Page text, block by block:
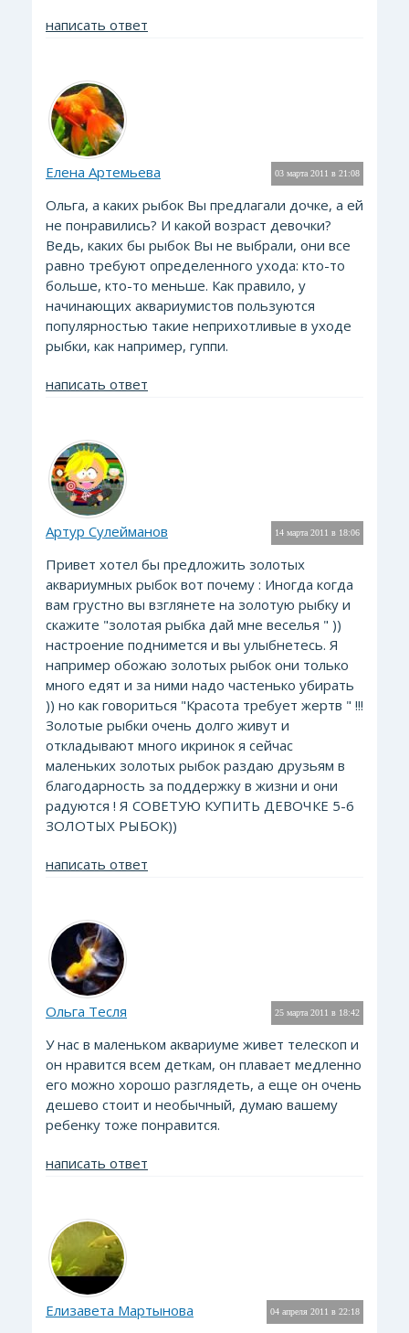
написать ответ
03 марта 2011 в 21:08
Елена Артемьева
Ольга, а каких рыбок Вы предлагали дочке, а ей
не понравились? И какой возраст девочки?
Ведь, каких бы рыбок Вы не выбрали, они все
равно требуют определенного ухода: кто-то
больше, кто-то меньше. Как правило, у
начинающих аквариумистов пользуются
популярностью такие неприхотливые в уходе
рыбки, как например, гуппи.
написать ответ
14 марта 2011 в 18:06
Артур Сулейманов
Привет хотел бы предложить золотых
аквариумных рыбок вот почему : Иногда когда
вам грустно вы взглянете на золотую рыбку и
скажите "золотая рыбка дай мне веселья " ))
настроение поднимется и вы улыбнетесь. Я
например обожаю золотых рыбок они только
много едят и за ними надо частенько убирать
)) но как говориться "Красота требует жертв " !!!
Золотые рыбки очень долго живут и
откладывают много икринок я сейчас
маленьких золотых рыбок раздаю друзьям в
благодарность за поддержку в жизни и они
радуются ! Я СОВЕТУЮ КУПИТЬ ДЕВОЧКЕ 5-6
ЗОЛОТЫХ РЫБОК))
написать ответ
25 марта 2011 в 18:42
Ольга Тесля
У нас в маленьком аквариуме живет телескоп и
он нравится всем деткам, он плавает медленно
его можно хорошо разглядеть, а еще он очень
дешево стоит и необычный, думаю вашему
ребенку тоже понравится.
написать ответ
04 апреля 2011 в 22:18
Елизавета Мартынова